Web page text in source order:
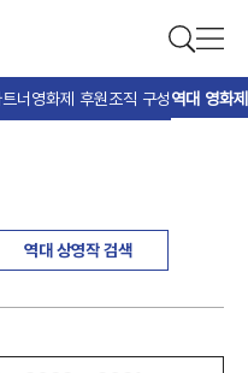
너 영화제 후원조직 구성역대 영화제
역대 상영작 검색